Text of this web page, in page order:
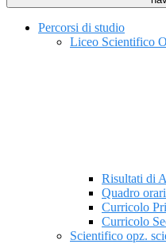
Percorsi di studio
Liceo Scientifico
Risultati di
Quadro
Curricolo
Curricolo
Scientifico opz.